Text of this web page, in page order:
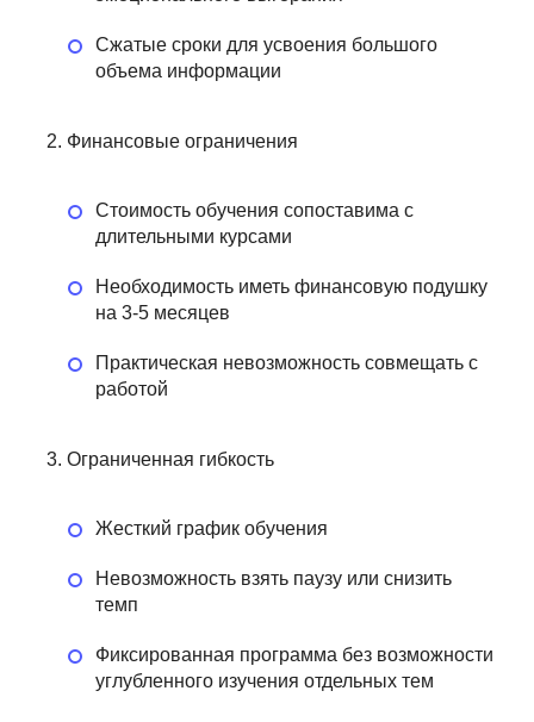
Сжатые сроки для усвоения большого
объема информации
Финансовые ограничения
Стоимость обучения сопоставима с
длительными курсами
Необходимость иметь финансовую подушку
на 3-5 месяцев
Практическая невозможность совмещать с
работой
Ограниченная гибкость
Жесткий график обучения
Невозможность взять паузу или снизить
темп
Фиксированная программа без возможности
углубленного изучения отдельных тем